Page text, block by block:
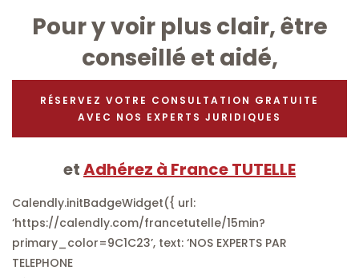
Pour y voir plus clair, être
conseillé et aidé,
RÉSERVEZ VOTRE CONSULTATION GRATUITE
AVEC NOS EXPERTS JURIDIQUES
etAdhérez à France TUTELLE
Calendly.initBadgeWidget({ url:
‘https://calendly.com/francetutelle/15min?
primary_color=9C1C23’, text: ‘NOS EXPERTS PAR
TELEPHONE